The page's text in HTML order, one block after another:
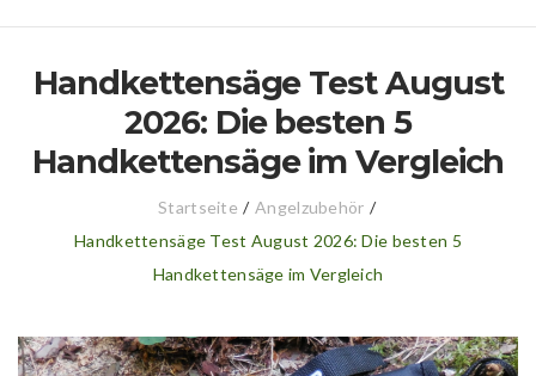
Handkettensäge Test August
2026: Die besten 5
Handkettensäge im Vergleich
Startseite / Angelzubehör /
Handkettensäge Test August 2026: Die besten 5
Handkettensäge im Vergleich